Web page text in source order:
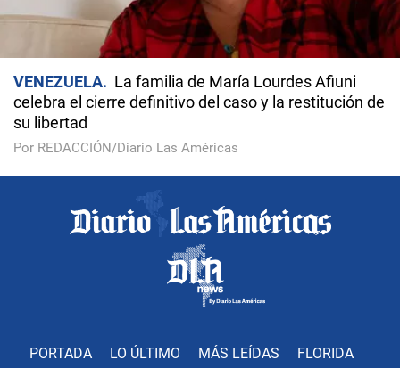
VENEZUELA
La familia de María Lourdes Afiuni
celebra el cierre definitivo del caso y la restitución de
su libertad
Por REDACCIÓN/Diario Las Américas
PORTADA LO ÚLTIMO MÁS LEÍDAS FLORIDA